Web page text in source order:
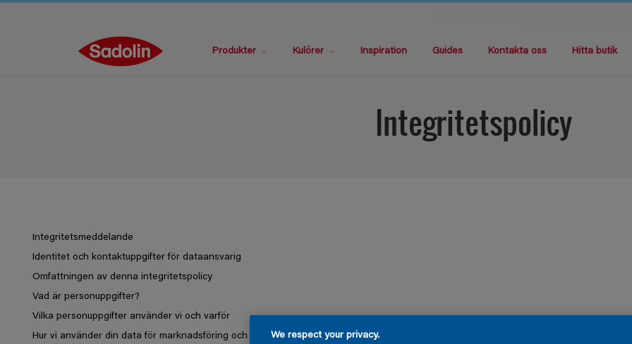
Produkter Kulörer Inspiration Guides Kontakta oss Hitta butik
Integritetspolicy
Integritetsmeddelande
Identitet och kontaktuppgifter för dataansvarig
Omfattningen av denna integritetspolicy
Vad är personuppgifter?
Vilka personuppgifter använder vi och varför
Hur vi använder din data för marknadsföring och personaliseringWe respect your privacy.